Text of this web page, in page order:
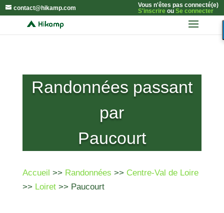
contact@hikamp.com
Vous n'êtes pas connecté(e)
S'inscrireou Se connecter
Randonnées passant
par
Paucourt
Accueil >> Randonnées >> Centre-Val de Loire
>> Loiret>> Paucourt